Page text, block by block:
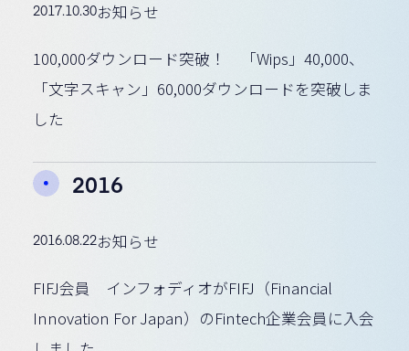
2017.10.30お知らせ
100,000ダウンロード突破！ 「Wips」40,000、
「文字スキャン」60,000ダウンロードを突破しま
した
2016
2016.08.22お知らせ
FIFJ会員 インフォディオがFIFJ（Financial
Innovation For Japan）のFintech企業会員に入会